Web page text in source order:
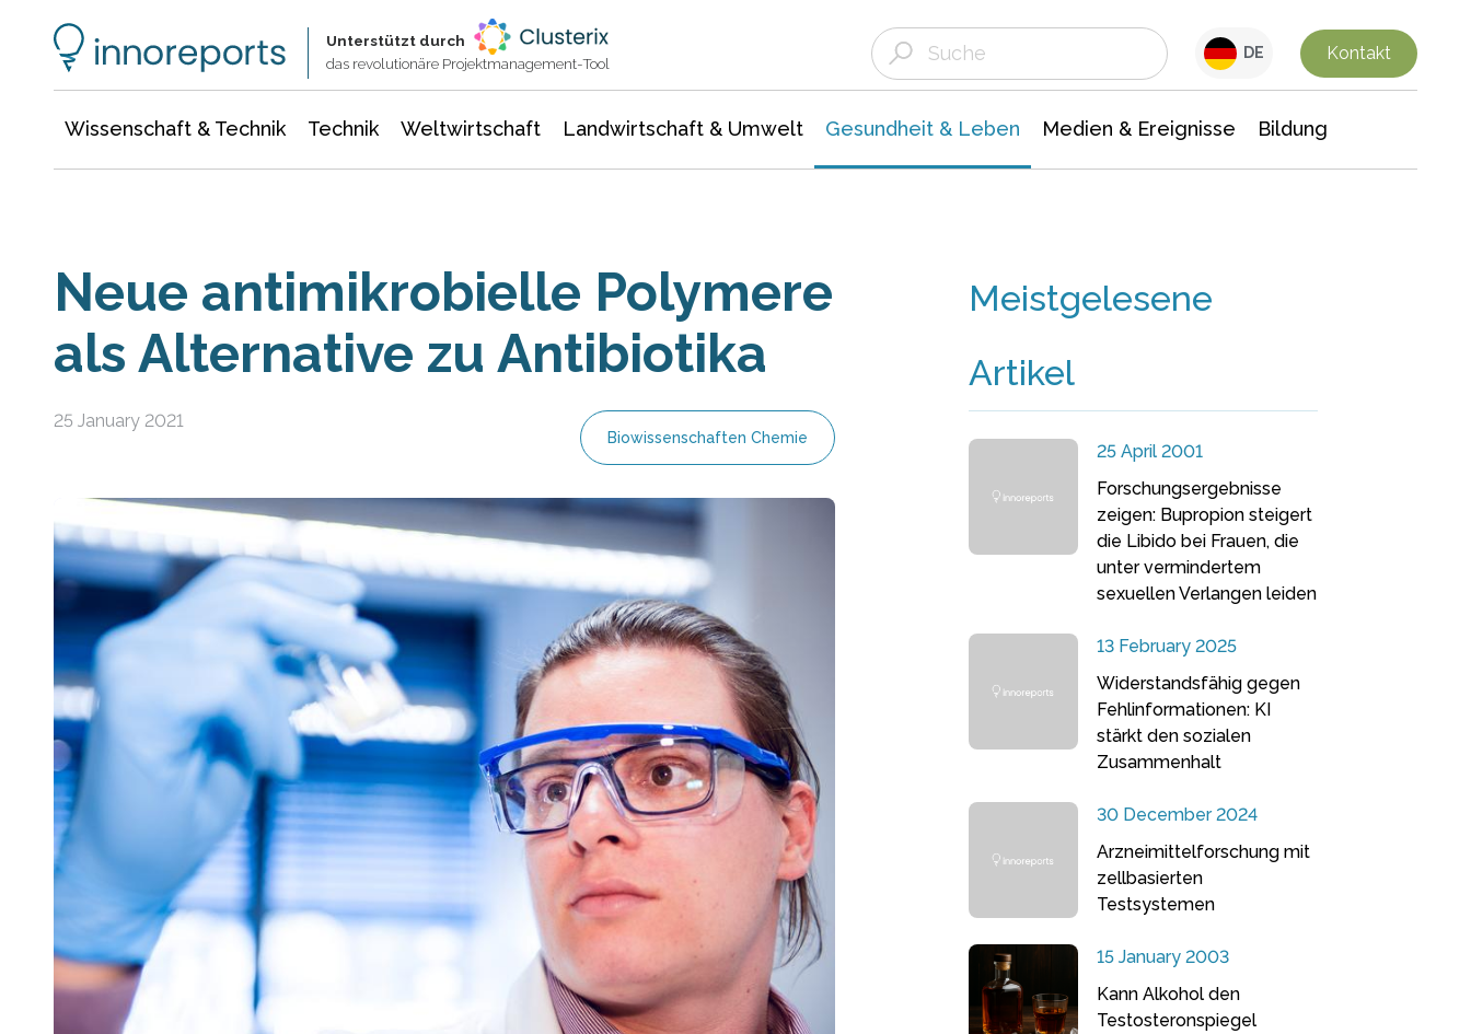
Unterstützt durch
das revolutionäre Projektmanagement-Tool
DE Kontakt
Wissenschaft & Technik Technik Weltwirtschaft Landwirtschaft & Umwelt Gesundheit & Leben Medien & Ereignisse Bildung
Neue antimikrobielle Polymere
als Alternative zu Antibiotika
25 January 2021
Biowissenschaften Chemie
Meistgelesene
Artikel
25 April 2001
Forschungsergebnisse
zeigen: Bupropion steigert
die Libido bei Frauen, die
unter vermindertem
sexuellen Verlangen leiden
13 February 2025
Widerstandsfähig gegen
Fehlinformationen: KI
stärkt den sozialen
Zusammenhalt
30 December 2024
Arzneimittelforschung mit
zellbasierten
Testsystemen
15 January 2003
Kann Alkohol den
Testosteronspiegel